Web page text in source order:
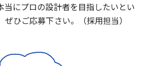
当にプロの設計者を目指したいとい
ぜひご応募下さい。（採用担当）